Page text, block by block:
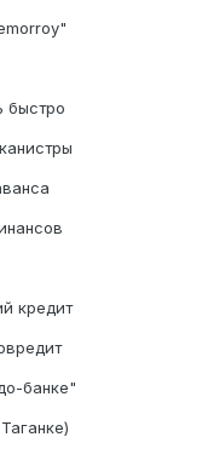
быстро
кредит
банке"